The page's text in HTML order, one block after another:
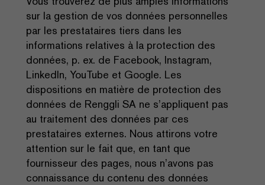
sur la gestion de vos données personnelles
par les prestataires tiers dans les
informations relatives à la protection des
données, p. ex. de Facebook, Instagram,
LinkedIn, YouTube et Google. Les
dispositions en matière de protection des
données de Renggli SA ne s’appliquent pas
au traitement des données par ces
prestataires externes. Nous attirons votre
attention sur le fait que, en tant que
fournisseur des pages, nous n’avons pas
connaissance du contenu des données